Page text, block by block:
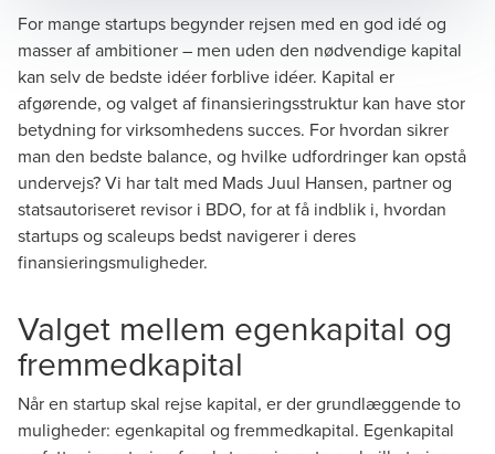
For mange startups begynder rejsen med en god idé og
masser af ambitioner – men uden den nødvendige kapital
kan selv de bedste idéer forblive idéer. Kapital er
afgørende, og valget af finansieringsstruktur kan have stor
betydning for virksomhedens succes. For hvordan sikrer
man den bedste balance, og hvilke udfordringer kan opstå
undervejs? Vi har talt med Mads Juul Hansen, partner og
statsautoriseret revisor i BDO, for at få indblik i, hvordan
startups og scaleups bedst navigerer i deres
finansieringsmuligheder.
Valget mellem egenkapital og
fremmedkapital
Når en startup skal rejse kapital, er der grundlæggende to
muligheder: egenkapital og fremmedkapital. Egenkapital
Mads Juul Hansen
Partner, Statsautoriseret revisor